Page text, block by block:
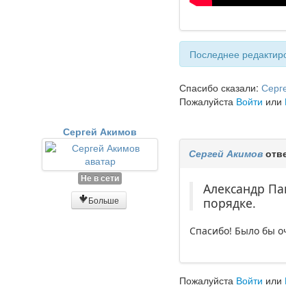
Последнее
Спасибо сказали:
Пожалуйста Войти или
Сергей Акимов
Не в сети
Больше
Сергей Акимов
Александр
порядке.
Спасибо! Было бы
Пожалуйста Войти или